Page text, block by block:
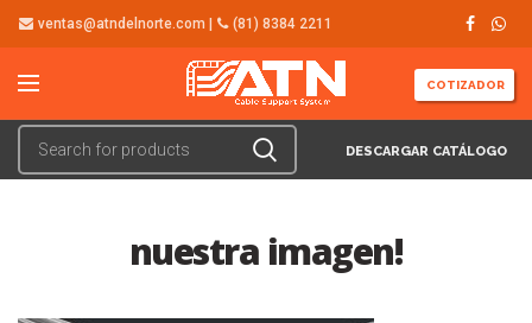
ventas@atndelnorte.com | (81) 8384 2211
COTIZADOR
DESCARGAR CATÁLOGO
nuestra imagen!